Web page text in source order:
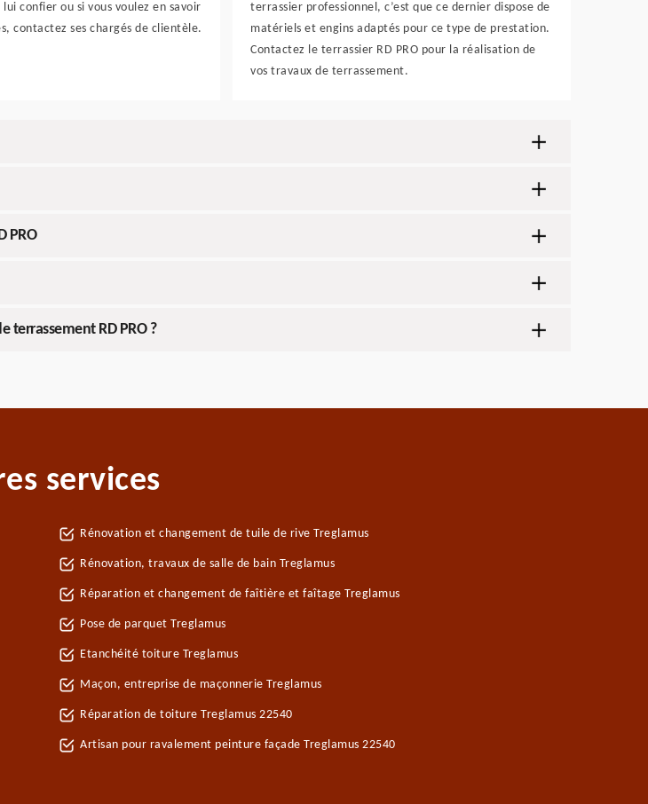
lui confier ou si vous voulez en savoir
contactez ses chargés de clientèle.
terrassier professionnel, c’est que ce dernier dispose de
matériels et engins adaptés pour ce type de prestation.
Contactez le terrassier RD PRO pour la réalisation de
vos travaux de terrassement.
PRO
terrassement RD PRO ?
services
Rénovation et changement de tuile de rive Treglamus
Rénovation, travaux de salle de bain Treglamus
Réparation et changement de faîtière et faîtage Treglamus
Pose de parquet Treglamus
Etanchéité toiture Treglamus
Maçon, entreprise de maçonnerie Treglamus
Réparation de toiture Treglamus 22540
Artisan pour ravalement peinture façade Treglamus 22540